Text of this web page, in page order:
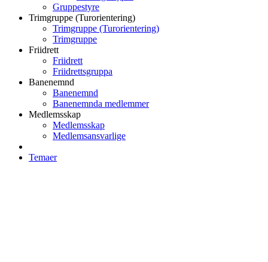
Gruppestyre
Trimgruppe (Turorientering)
Trimgruppe (Turorientering)
Trimgruppe
Friidrett
Friidrett
Friidrettsgruppa
Banenemnd
Banenemnd
Banenemnda medlemmer
Medlemsskap
Medlemsskap
Medlemsansvarlige
Temaer